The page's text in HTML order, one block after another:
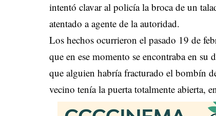
intentó clavar al policía la broca de un
atentado a agente de la autoridad.
Los hechos ocurrieron el pasado 19 de
que en ese momento se encontraba en
que alguien habría fracturado el bombín
vecino tenía la puerta totalmente abierta,